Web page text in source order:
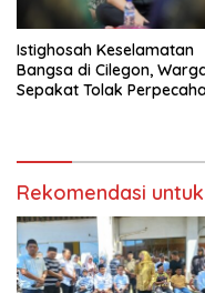
Istighosah Keselamatan
Bangsa di Cilegon,
Sepakat Tolak
Rekomendasi